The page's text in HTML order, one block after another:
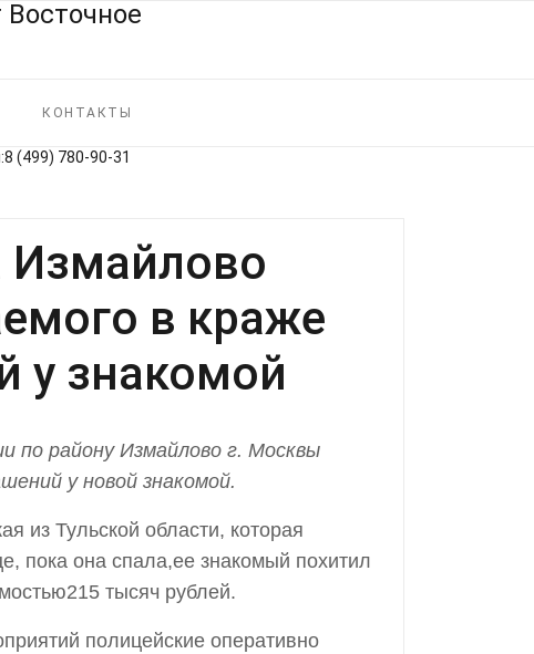
КОНТАКТЫ
(499) 780‑90‑31
Измайлово
в краже
у знакомой
по району Измайлово г. Москвы
у новой знакомой.
из Тульской области, которая
пока она спала,ее знакомый похитил
тысяч рублей.
полицейские оперативно